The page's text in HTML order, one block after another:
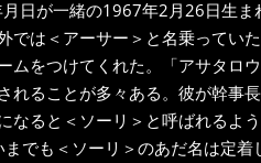
日が一緒の1967年2月26日生
では＜アーサー＞と名乗ってい
ムをつけてくれた。「アサタロ
れることが多々ある。彼が幹事
なると＜ソーリ＞と呼ばれるよ
でも＜ソーリ＞のあだ名は定着